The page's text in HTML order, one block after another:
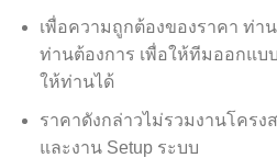
เพื่อความถูกต้องของราคา ท่า
ท่านต้องการ เพื่อให้ทีมออกแบ
ให้ท่านได้
ราคาดังกล่าวไม่รวมงานโครง
และงาน Setup ระบบ